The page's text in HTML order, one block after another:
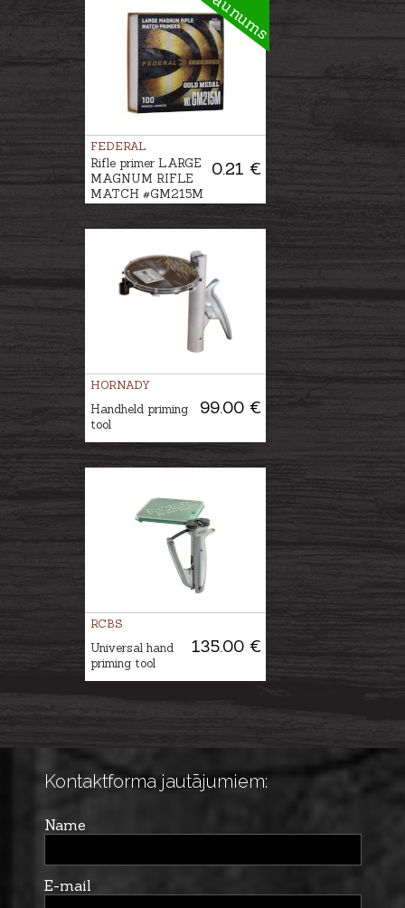
Jaunums
FEDERAL
0.21 €
Rifle primer LARGE
MAGNUM RIFLE
MATCH #GM215M
HORNADY
99.00 €
Handheld priming
tool
RCBS
135.00 €
Universal hand
priming tool
Kontaktforma jautājumiem:
Name
E-mail